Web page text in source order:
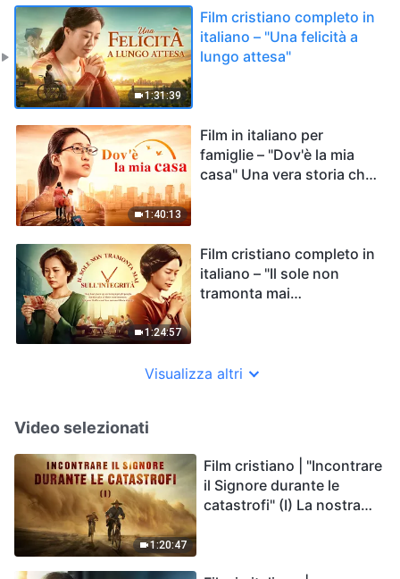
1:31:39
Film cristiano completo in
italiano – "Una felicità a
lungo attesa"
1:40:13
Film in italiano per
famiglie – "Dov'è la mia
casa" Una vera storia che
1:24:57
Film cristiano completo in
italiano – "Il sole non
tramonta mai
Visualizza altri
Video selezionati
1:20:47
Film cristiano | "Incontrare
il Signore durante le
catastrofi" (I) La nostra